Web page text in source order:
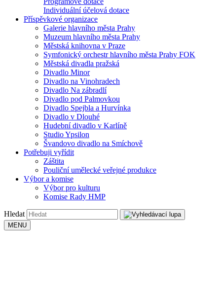
Individuální účelová dotace
Příspěvkové organizace
Galerie hlavního města Prahy
Muzeum hlavního města Prahy
Městská knihovna v Praze
Symfonický orchestr hlavního města Prahy FOK
Městská divadla pražská
Divadlo Minor
Divadlo na Vinohradech
Divadlo Na zábradlí
Divadlo pod Palmovkou
Divadlo Spejbla a Hurvínka
Divadlo v Dlouhé
Hudební divadlo v Karlíně
Studio Ypsilon
Švandovo divadlo na Smíchově
Potřebuji vyřídit
Záštita
Pouliční umělecké veřejné produkce
Výbor a komise
Výbor pro kulturu
Komise Rady HMP
Hledat
MENU